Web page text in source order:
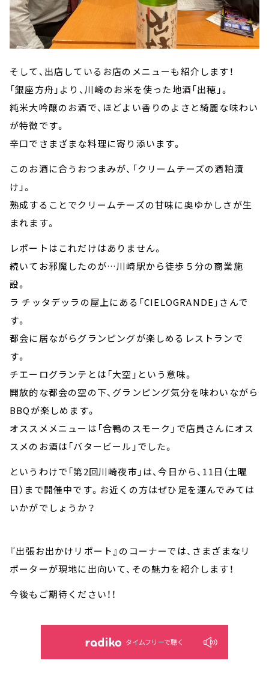
そして、出店しているお店のメニューも紹介します！
「銀座方舟」より、川崎のお米を使った地酒「出穂」。
純米大吟醸のお酒で、ほどよい香りのよさと綺麗な味わい
が特徴です。
辛口でさまざまな料理に寄り添います。
このお酒に合うおつまみが、「クリームチーズの酒粕漬
け」。
熟成することでクリームチーズの甘味に奥ゆかしさが生
まれます。
レポートはこれだけはありません。
続いてお邪魔したのが…川崎駅から徒歩５分の商業施
設。
ラ チッタデッラの屋上にある「CIELOGRANDE」さんで
す。
都会に居ながらグランピングが楽しめるレストランで
す。
チエーログランテとは「大空」という意味。
開放的な都会の空の下、グランピング気分を味わいながら
BBQが楽しめます。
オススメメニューは「合鴨のスモーク」で店員さんにオス
スメのお酒は「バタービール」でした。
というわけで「第2回川崎夜市」は、今日から、11日（土曜
日）まで開催中です。お近くの方はぜひ足を運んでみては
いかがでしょうか？
『出張お出かけリポート』のコーナーでは、さまざまなリ
ポーターが現地に出向いて、その魅力を紹介します！
今後もご期待ください！！
タイムフリーで聴く